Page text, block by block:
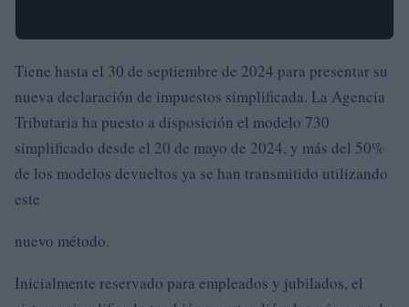
Tiene hasta el 30 de septiembre de 2024 para presentar su
nueva declaración de impuestos simplificada. La Agencia
Tributaria ha puesto a disposición el modelo 730
simplificado desde el 20 de mayo de 2024, y más del 50%
de los modelos devueltos ya se han transmitido utilizando
este
nuevo método.
Inicialmente reservado para empleados y jubilados, el